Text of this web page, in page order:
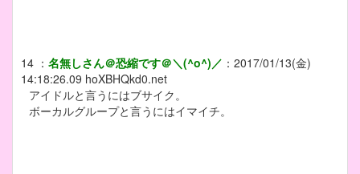
14 ： 名無しさん＠恐縮です＠＼(^o^)／ ： 2017/01/13(金)
14:18:26.09 hoXBHQkd0.net
アイドルと言うにはブサイク。
ボーカルグループと言うにはイマイチ。